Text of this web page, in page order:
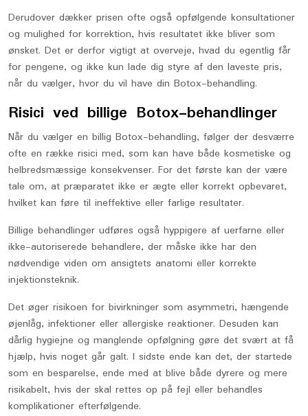
Derudover dækker prisen ofte også opfølgende konsultationer
og mulighed for korrektion, hvis resultatet ikke bliver som
ønsket. Det er derfor vigtigt at overveje, hvad du egentlig får
for pengene, og ikke kun lade dig styre af den laveste pris,
når du vælger, hvor du vil have din Botox-behandling.
Risici ved billige Botox-behandlinger
Når du vælger en billig Botox-behandling, følger der desværre
ofte en række risici med, som kan have både kosmetiske og
helbredsmæssige konsekvenser. For det første kan der være
tale om, at præparatet ikke er ægte eller korrekt opbevaret,
hvilket kan føre til ineffektive eller farlige resultater.
Billige behandlinger udføres også hyppigere af uerfarne eller
ikke-autoriserede behandlere, der måske ikke har den
nødvendige viden om ansigtets anatomi eller korrekte
injektionsteknik.
Det øger risikoen for bivirkninger som asymmetri, hængende
øjenlåg, infektioner eller allergiske reaktioner. Desuden kan
dårlig hygiejne og manglende opfølgning gøre det svært at få
hjælp, hvis noget går galt. I sidste ende kan det, der startede
som en besparelse, ende med at blive både dyrere og mere
risikabelt, hvis der skal rettes op på fejl eller behandles
komplikationer efterfølgende.